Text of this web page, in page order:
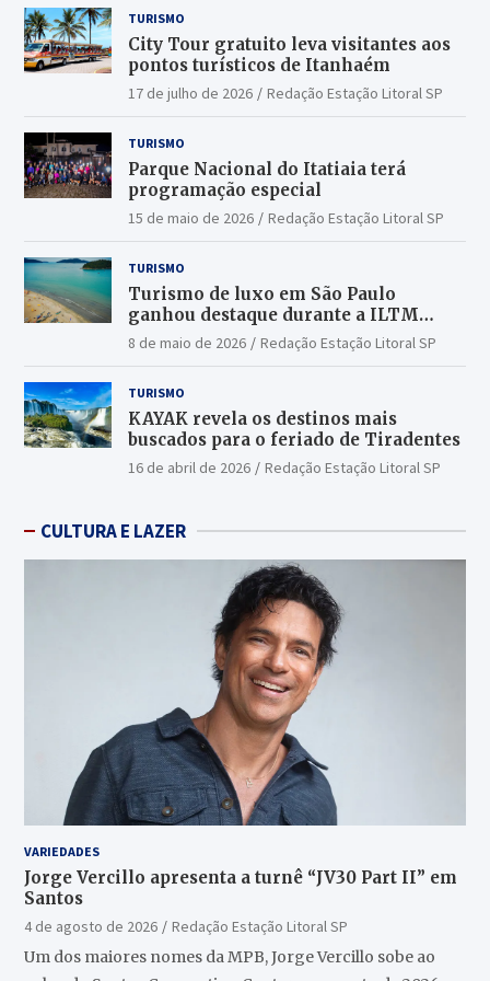
TURISMO
City Tour gratuito leva visitantes aos
pontos turísticos de Itanhaém
17 de julho de 2026 Redação Estação Litoral SP
TURISMO
Parque Nacional do Itatiaia terá
programação especial
15 de maio de 2026 Redação Estação Litoral SP
TURISMO
Turismo de luxo em São Paulo
ganhou destaque durante a ILTM
Latin America 2026
8 de maio de 2026 Redação Estação Litoral SP
TURISMO
KAYAK revela os destinos mais
buscados para o feriado de Tiradentes
16 de abril de 2026 Redação Estação Litoral SP
CULTURA E LAZER
VARIEDADES
Jorge Vercillo apresenta a turnê “JV30 Part II” em
Santos
4 de agosto de 2026
Redação Estação Litoral SP
Um dos maiores nomes da MPB, Jorge Vercillo sobe ao